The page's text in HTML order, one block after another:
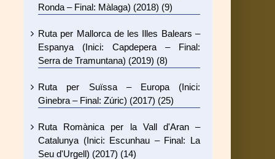
Ronda – Final: Màlaga) (2018) (9)
Ruta per Mallorca de les Illes Balears –
Espanya (Inici: Capdepera – Final:
Serra de Tramuntana) (2019) (8)
Ruta per Suïssa – Europa (Inici:
Ginebra – Final: Zúric) (2017) (25)
Ruta Romànica per la Vall d'Aran –
Catalunya (Inici: Escunhau – Final: La
Seu d'Urgell) (2017) (14)